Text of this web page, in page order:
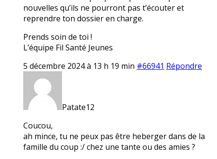
nouvelles qu’ils ne pourront pas t’écouter et
reprendre ton dossier en charge.
Prends soin de toi !
L’équipe Fil Santé Jeunes
5 décembre 2024 à 13 h 19 min #66941 Répondre
Patate12
Coucou,
ah mince, tu ne peux pas être heberger dans de la
famille du coup :/ chez une tante ou des amies ?